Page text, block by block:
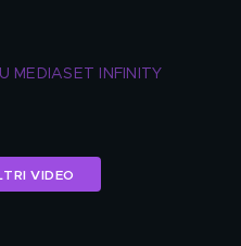
MEDIASET INFINITY
VIDEO